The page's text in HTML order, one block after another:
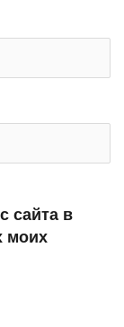
сайта в
моих